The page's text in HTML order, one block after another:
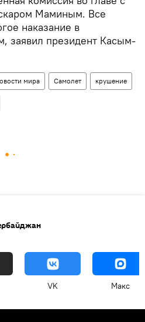
Маминым. Все
наказание в
заявил президент Касым-
мира Самолет крушение
VK Макс